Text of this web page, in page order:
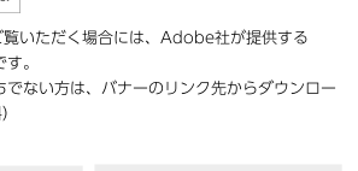
覧いただく場合には、Adobe社が提供する
。
ない方は、バナーのリンク先からダウンロー